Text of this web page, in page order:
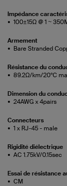
Impédance
100±15Ω @ 1 ~
Armement
Bare Stranded
Résistance du
89.2Ω/km/20°C
Dimension du
24AWG x 4pairs
Connecteurs
1 x RJ-45 - male
Rigidité diélectrique
AC 1.75kV/0.15sec
Essai de résistance
CM